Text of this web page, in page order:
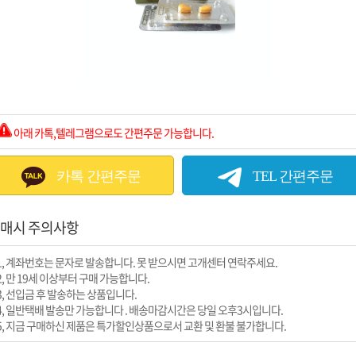
아래 카톡,텔레그램으로도 간편주문 가능합니다.
카톡 간편주문 TEL 간편주문
시 주의사항
계좌번호는 문자로 발송합니다. 못 받으시면 고개센터 연락주세요.
만 19세 이상부터 구매 가능합니다.
선입금 후 발송하는 상품입니다.
일반택배 발송만 가능합니다 . 배송마감시간은 당일 오후3시입니다.
지금 구매하신 제품은 특가할인상품으로서 교환 및 환불 불가합니다.